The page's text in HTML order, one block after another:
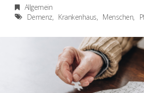
Allgemein
Demenz
Krankenhaus Menschen